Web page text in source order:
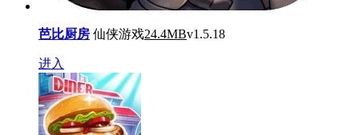
芭比厨房 仙侠游戏24.4MBv1.5.18
进入